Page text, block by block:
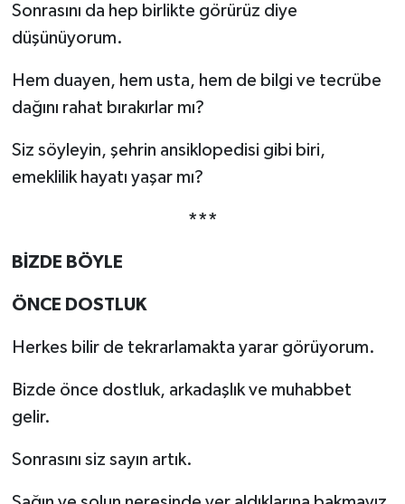
Sonrasını da hep birlikte görürüz diye
düşünüyorum.
Hem duayen, hem usta, hem de bilgi ve tecrübe
dağını rahat bırakırlar mı?
Siz söyleyin, şehrin ansiklopedisi gibi biri,
emeklilik hayatı yaşar mı?
***
BİZDE BÖYLE
ÖNCE DOSTLUK
Herkes bilir de tekrarlamakta yarar görüyorum.
Bizde önce dostluk, arkadaşlık ve muhabbet
gelir.
Sonrasını siz sayın artık.